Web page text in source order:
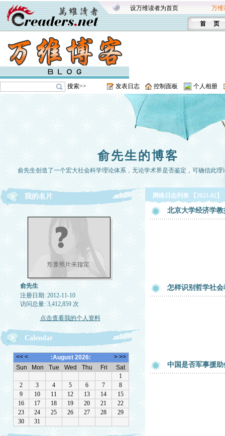
设万维读者为首页 万维
首 页
搜索>> 发表日志 控制面板 个人相册
俞先生的博客
俞先生创造了一个宏大社会科学理论体系，无论学术界是否鉴定，可确信此理
我的名片
俞先生
注册日期: 2012-11-10
访问总量: 3,412,859 次
点击查看我的个人资料
Calendar
网络日志列表 【2023-02】
北京大学经济学
怎样识别哲学社
中国是否军事援